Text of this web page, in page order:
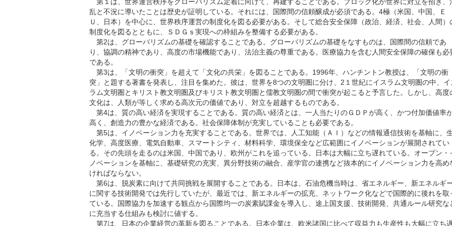
乱と不況に導いたことは歴史が証明している。それには、国際間の信頼醸成が必須である。4極（米国、中国、Ｅ
Ｕ、日本）を中心に、世界秩序運営の制度化を図る必要がある。そして総合安全保障（政治、経済、社会、人間）
制度化を図るとともに、ＳＤＧｓ実現への枠組みを整備する必要がある。
第2は、グローバリズムの基礎を確認することである。グローバリズムの基礎をなすものは、国際間の信頼であ
り、協調の精神であり、高度の市場機能であり、法治主義の尊重である。医療協力を含む人間安全保障の確保も必
である。
第3は、「文明の衝突」を超えて「文化の共栄」を図ることである。1996年、ハンチントン教授は、「文明の衝
突」と題する著書を発表し、注目を集めた。彼は、世界を8つの文明圏に分け、2１世紀にイスラム文明圏の中、イ
ラム文明圏とキリスト教文明圏及びキリスト教文明圏と儒教文明圏の間で衝突が起こると予言した。しかし、高度
文化は、人類が等しく求める高次元の価値であり、対立を超越するものである。
第4は、質の高い経済を実現することである。質の高い経済とは、一人当たりのＧＤＰが高く、かつ付加価値率
高く、創造力の豊かな経済である。社会保障体制が充実していることも必要である。
第5は、イノベーション力を充実することである。世界では、人工知能（ＡＩ）などの情報通信技術を基軸に、
化学、高度医療、電気自動車、スマートシティ、材料科学、環境保全など広範囲にイノベーションが展開されてい
る。その先頭を走るのは米国、中国であり、欧州がこれを追っている。日本は大幅に立ち遅れている。オープン・
ノベーションを基軸に、基礎研究の充実、異分野技術の融合、産学官の連携など抜本的にイノベーション力を高め
ければならない。
第6は、脱炭素に向けて共同挑戦を展開することである。日本は、石油危機当時は、省エネルギー、新エネルギ
に関する技術開発では先行していたが、最近では、新エネルギーの拡充、ネットワーク化などで国際的に後れを取
ている。国際協力を加速する観点から国際均一の炭素賦課金を導入し、途上国支援、技術開発、共通ルール研究な
に充当する仕組みも検討に値する。
第7は、日本の企業経営の革新を図ることである。日本企業は、欧米諸国に比べて収益力も生産性も大幅に立ち